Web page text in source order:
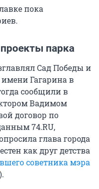
пока
парка
Сад Победы и
Гагарина в
сообщили в
Вадимом
договор по
74.RU,
глава города
как друг детства
советника мэра
).